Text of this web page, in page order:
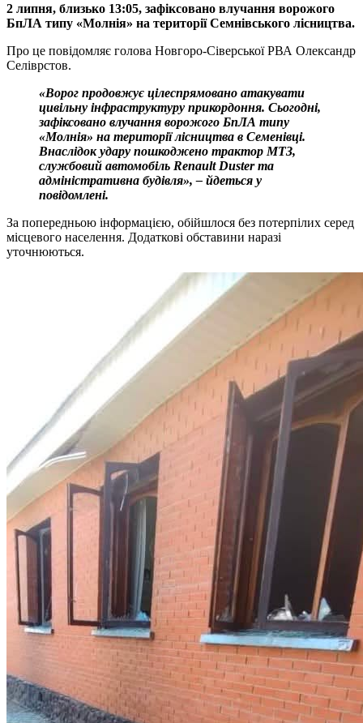
2 липня, близько 13:05, зафіксовано влучання ворожого
БпЛА типу «Молнія» на території Семнівського лісництва.
Про це повідомляє голова Новгоро-Сіверської РВА Олександр
Селіврстов.
«Ворог продовжує цілеспрямовано атакувати
цивільну інфраструктуру прикордоння. Сьогодні,
зафіксовано влучання ворожого БпЛА типу
«Молнія» на території лісництва в Семенівці.
Внаслідок удару пошкоджено трактор МТЗ,
службовий автомобіль Renault Duster та
адміністративна будівля», – йдеться у
повідомлені.
За попередньою інформацією, обійшлося без потерпілих серед
місцевого населення. Додаткові обставини наразі
уточнюються.